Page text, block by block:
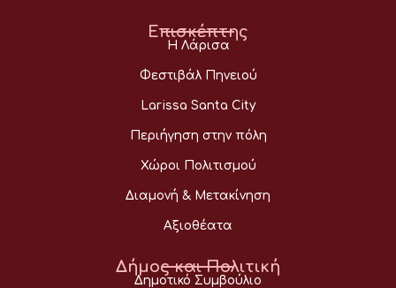
Επισκέπτης
Η Λάρισα
Φεστιβάλ Πηνειού
Larissa Santa City
Περιήγηση στην πόλη
Χώροι Πολιτισμού
Διαμονή & Μετακίνηση
Αξιοθέατα
Δήμος και Πολιτική
Δημοτικό Συμβούλιο